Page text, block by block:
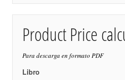
Product Price
Para descarga en formato PDF
Libro